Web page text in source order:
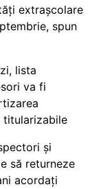
extrașcolare
spun
lista
va fi
și
să returneze
acordați